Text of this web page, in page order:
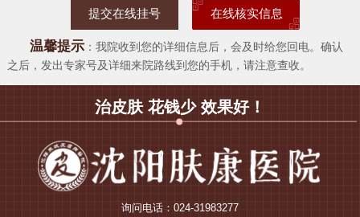
在线核实信息
温馨提示：我院收到您的详细信息后，会及时给您回电。确认
之后，发出专家号及详细来院路线到您的手机，请注意查收。
治皮肤 花钱少 效果好！
询问电话：024-31983277